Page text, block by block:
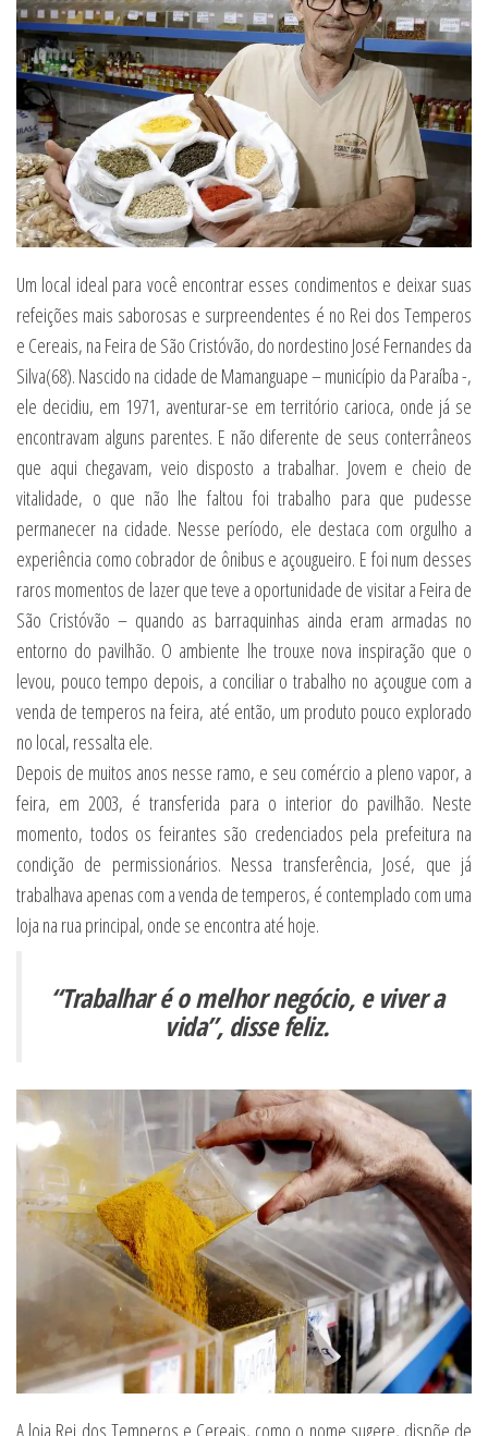
Um local ideal para você encontrar esses condimentos e deixar suas
refeições mais saborosas e surpreendentes é no Rei dos Temperos
e Cereais, na Feira de São Cristóvão, do nordestino José Fernandes da
Silva(68). Nascido na cidade de Mamanguape – município da Paraíba -,
ele decidiu, em 1971, aventurar-se em território carioca, onde já se
encontravam alguns parentes. E não diferente de seus conterrâneos
que aqui chegavam, veio disposto a trabalhar. Jovem e cheio de
vitalidade, o que não lhe faltou foi trabalho para que pudesse
permanecer na cidade. Nesse período, ele destaca com orgulho a
experiência como cobrador de ônibus e açougueiro. E foi num desses
raros momentos de lazer que teve a oportunidade de visitar a Feira de
São Cristóvão – quando as barraquinhas ainda eram armadas no
entorno do pavilhão. O ambiente lhe trouxe nova inspiração que o
levou, pouco tempo depois, a conciliar o trabalho no açougue com a
venda de temperos na feira, até então, um produto pouco explorado
no local, ressalta ele.
Depois de muitos anos nesse ramo, e seu comércio a pleno vapor, a
feira, em 2003, é transferida para o interior do pavilhão. Neste
momento, todos os feirantes são credenciados pela prefeitura na
condição de permissionários. Nessa transferência, José, que já
trabalhava apenas com a venda de temperos, é contemplado com uma
loja na rua principal, onde se encontra até hoje.
“Trabalhar é o melhor negócio, e viver a
vida”, disse feliz.
A loja Rei dos Temperos e Cereais, como o nome sugere, dispõe de